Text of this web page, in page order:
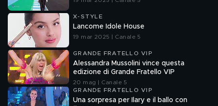
X-STYLE
Lancome Idole House
19 mar 2025 | Canale 5
GRANDE FRATELLO VIP
Alessandra Mussolini vince questa
edizione di Grande Fratello VIP
20 mag | Canale 5
GRANDE FRATELLO VIP
Una sorpresa per Ilary e il ballo con